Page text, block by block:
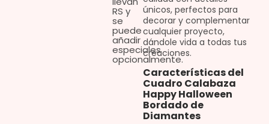
RS y
se
puede
añadir
especiales
opcionalmente.
únicos, perfectos para
decorar y complementar
cualquier proyecto,
dándole vida a todas tus
creaciones.
Características del
Cuadro Calabaza
Happy Halloween
Bordado de
Diamantes